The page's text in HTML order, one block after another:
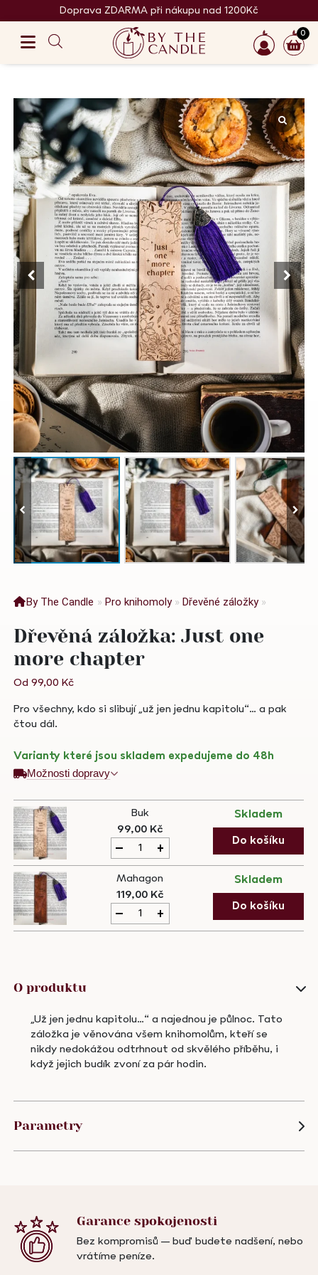
Doprava ZDARMA při nákupu nad 1200Kč
0
By The Candle » Pro knihomoly » Dřevěné záložky »
Dřevěná záložka: Just one
more chapter
Od99,00 Kč
Pro všechny, kdo si slibují „už jen jednu kapitolu“… a pak
čtou dál.
Varianty které jsou skladem expedujeme do 48h
Možnosti dopravy
Buk
99,00 Kč
Dřevěná
záložka:
one
more
chapter
quantity
+
Skladem
Do košíku
Mahagon
119,00 Kč
Dřevěná
záložka:
+
Skladem
Do košíku
O produktu
„Už jen jednu kapitolu…“ a najednou je půlnoc. Tato
záložka je věnována všem knihomolům, kteří se
nikdy nedokážou odtrhnout od skvělého příběhu, i
když jejich budík zvoní za pár hodin.
Parametry
Garancespokojenosti
Bez kompromisů – buď budete nadšení, nebo
vrátíme peníze.